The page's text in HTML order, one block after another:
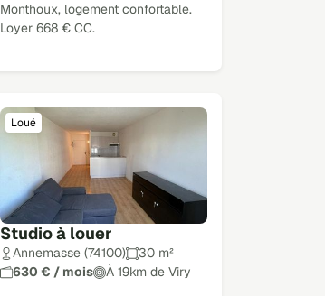
Monthoux, logement confortable.
Loyer 668 € CC.
Studio à louer
Loué
Annemasse (74100)
30 m²
630 € / mois
À 19km de Viry